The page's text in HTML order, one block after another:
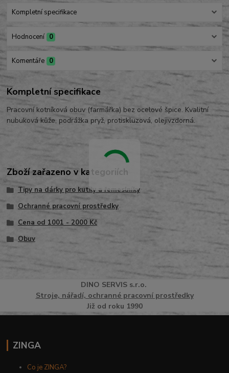
Kompletní specifikace
Hodnocení 0
Komentáře 0
Kompletní specifikace
Pracovní kotníková obuv (farmářka) bez ocelové špice. Kvalitní
nubuková kůže, podrážka pryž, protiskluzová, olejivzdorná.
Zboží zařazeno v kategoriích
Tipy na dárky pro kutily a řemeslníky
Ochranné pracovní prostředky
Cena od 1001 - 2000 Kč
Obuv
DINO SERVISs.r.o.
Stroje, nářadí, ochranné pracovní prostředky
Již od roku 1990
ZINGA
Co je ZINGA?